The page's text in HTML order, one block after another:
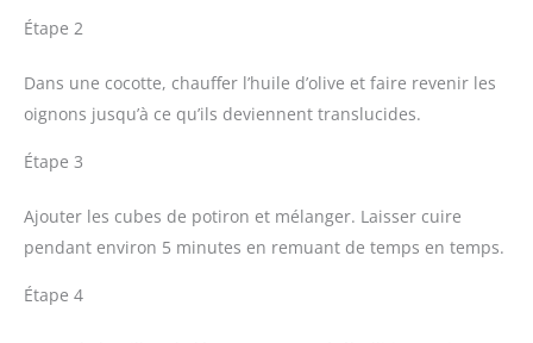
Étape 2
Dans une cocotte, chauffer l’huile d’olive et faire revenir les
oignons jusqu’à ce qu’ils deviennent translucides.
Étape 3
Ajouter les cubes de potiron et mélanger. Laisser cuire
pendant environ 5 minutes en remuant de temps en temps.
Étape 4